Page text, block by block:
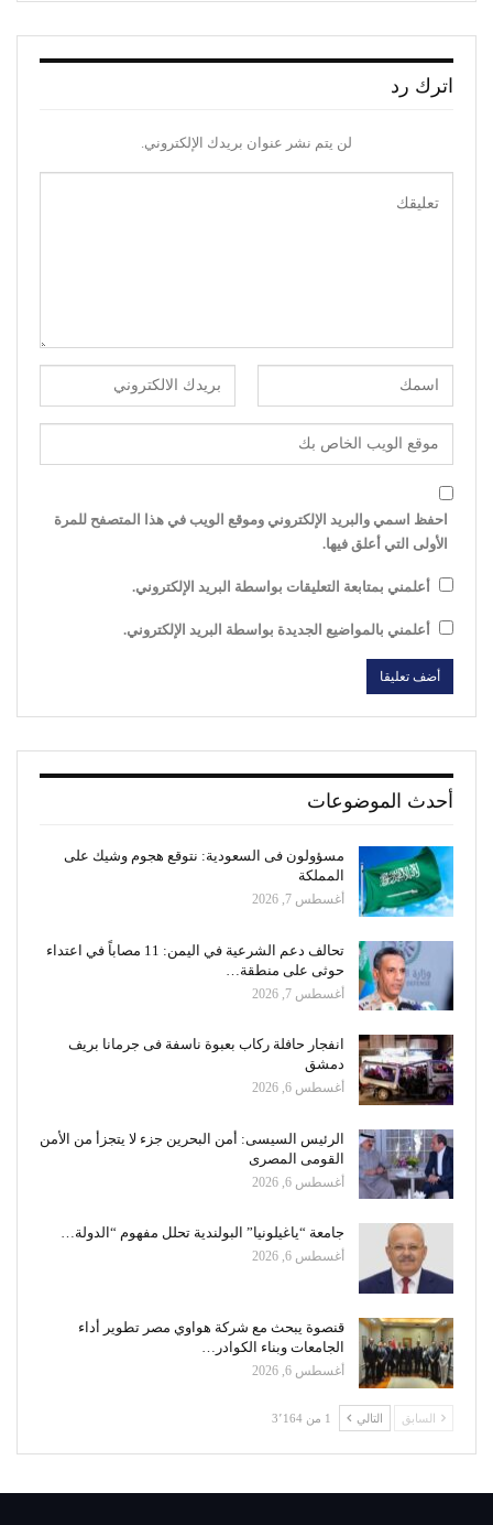
اترك رد
لن يتم نشر عنوان بريدك الإلكتروني.
احفظ اسمي والبريد الإلكتروني وموقع الويب في هذا المتصفح للمرة
الأولى التي أعلق فيها.
أعلمني بمتابعة التعليقات بواسطة البريد الإلكتروني.
أعلمني بالمواضيع الجديدة بواسطة البريد الإلكتروني.
أحدث الموضوعات
مسؤولون فى السعودية: نتوقع هجوم وشيك على
المملكة
أغسطس 7, 2026
تحالف دعم الشرعية في اليمن: 11 مصاباً في اعتداء
حوثى على منطقة…
أغسطس 7, 2026
انفجار حافلة ركاب بعبوة ناسفة فى جرمانا بريف
دمشق
أغسطس 6, 2026
الرئيس السيسى: أمن البحرين جزء لا يتجزأ من الأمن
القومى المصرى
أغسطس 6, 2026
جامعة “ياغيلونيا” البولندية تحلل مفهوم “الدولة…
أغسطس 6, 2026
قنصوة يبحث مع شركة هواوي مصر تطوير أداء
الجامعات وبناء الكوادر…
أغسطس 6, 2026
السابق التالي 1 من 3٬164